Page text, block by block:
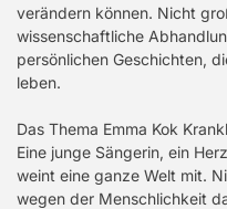
verändern können. Nicht
wissenschaftliche
persönlichen Geschichten,
leben.
Das Thema Emma Kok
Eine junge Sängerin, ein
weint eine ganze Welt mit.
wegen der Menschlichkeit